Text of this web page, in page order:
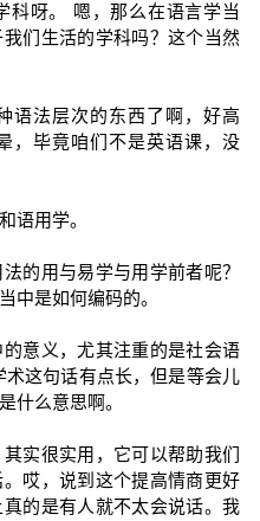
科呀。 嗯，那么在语言学当
们生活的学科吗？这个当然
语法层次的东西了啊，好高
，毕竟咱们不是英语课，没
语用学。
的用与易学与用学前者呢？
中是如何编码的。
意义，尤其注重的是社会语
这句话有点长，但是等会儿
什么意思啊。
实很实用，它可以帮助我们
哎，说到这个提高情商更好
的是有人就不太会说话。我